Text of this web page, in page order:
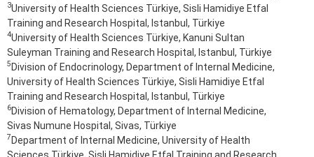
3University of Health Sciences Türkiye, Sisli Hamidiye Etfal
Training and Research Hospital, Istanbul, Türkiye
4University of Health Sciences Türkiye, Kanuni Sultan
Suleyman Training and Research Hospital, Istanbul, Türkiye
5Division of Endocrinology, Department of Internal Medicine,
University of Health Sciences Türkiye, Sisli Hamidiye Etfal
Training and Research Hospital, Istanbul, Türkiye
6Division of Hematology, Department of Internal Medicine,
Sivas Numune Hospital, Sivas, Türkiye
7Department of Internal Medicine, University of Health
Sciences Türkiye, Sisli Hamidiye Etfal Training and Research